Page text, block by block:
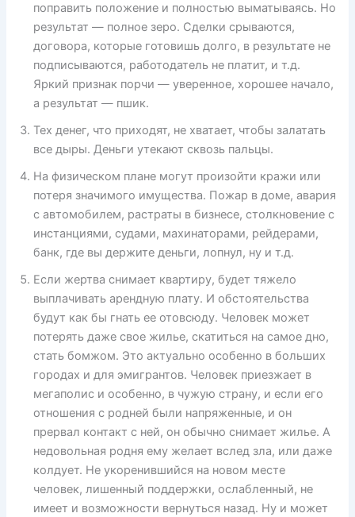
поправить положение и полностью выматываясь. Но
результат — полное зеро. Сделки срываются,
договора, которые готовишь долго, в результате не
подписываются, работодатель не платит, и т.д.
Яркий признак порчи — уверенное, хорошее начало,
а результат — пшик.
Тех денег, что приходят, не хватает, чтобы залатать
все дыры. Деньги утекают сквозь пальцы.
На физическом плане могут произойти кражи или
потеря значимого имущества. Пожар в доме, авария
с автомобилем, растраты в бизнесе, столкновение с
инстанциями, судами, махинаторами, рейдерами,
банк, где вы держите деньги, лопнул, ну и т.д.
Если жертва снимает квартиру, будет тяжело
выплачивать арендную плату. И обстоятельства
будут как бы гнать ее отовсюду. Человек может
потерять даже свое жилье, скатиться на самое дно,
стать бомжом. Это актуально особенно в больших
городах и для эмигрантов. Человек приезжает в
мегаполис и особенно, в чужую страну, и если его
отношения с родней были напряженные, и он
прервал контакт с ней, он обычно снимает жилье. А
недовольная родня ему желает вслед зла, или даже
колдует. Не укоренившийся на новом месте
человек, лишенный поддержки, ослабленный, не
имеет и возможности вернуться назад. Ну и может